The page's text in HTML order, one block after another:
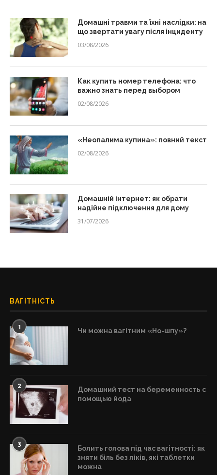
Домашні травми та їхні наслідки: на
що звертати увагу після інциденту
03/08/2026
Как купить номер телефона: что
важно знать перед выбором
02/08/2026
«Неопалима купина»: повний текст
02/08/2026
Домашній інтернет: як обрати
надійне підключення для дому
31/07/2026
ВАГІТНІСТЬ
1 Чи можна вагітним «Но-шпу»?
2
Домашний тест на беременность с
помощью йода
3
Болить голова під час вагітності: як
зняти біль без ліків, які таблетки
можна